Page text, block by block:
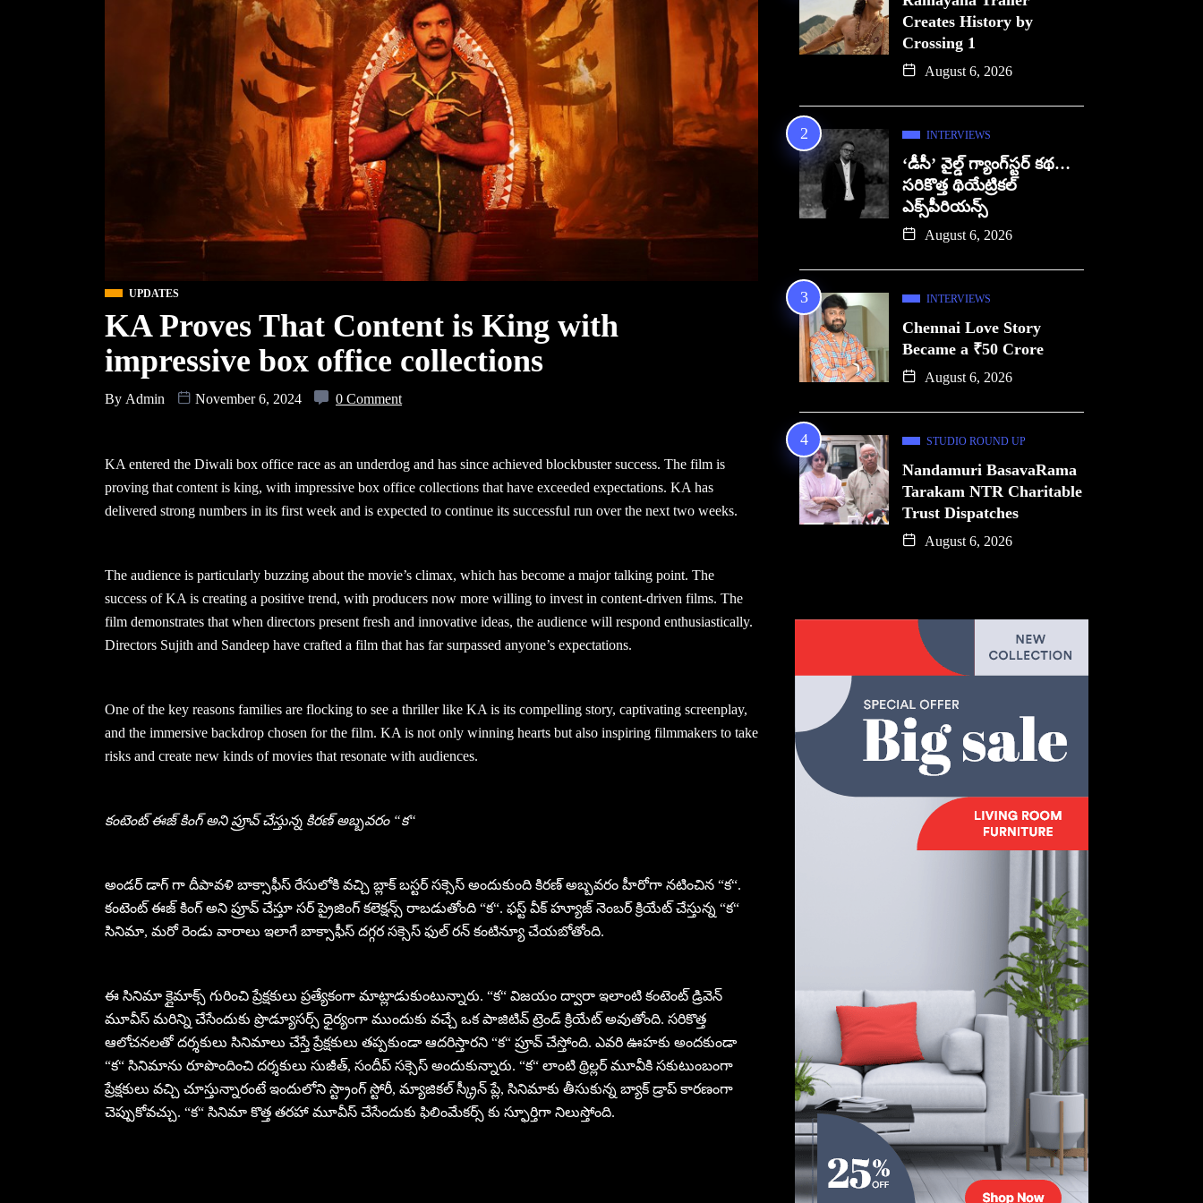
UPDATES
KA Proves That Content is King with
impressive box office collections
By Admin November 6, 2024 0 Comment
KA entered the Diwali box office race as an underdog and has since achieved blockbuster success. The film is
proving that content is king, with impressive box office collections that have exceeded expectations. KA has
delivered strong numbers in its first week and is expected to continue its successful run over the next two weeks.
The audience is particularly buzzing about the movie’s climax, which has become a major talking point. The
success of KA is creating a positive trend, with producers now more willing to invest in content-driven films. The
film demonstrates that when directors present fresh and innovative ideas, the audience will respond enthusiastically.
Directors Sujith and Sandeep have crafted a film that has far surpassed anyone’s expectations.
One of the key reasons families are flocking to see a thriller like KA is its compelling story, captivating screenplay,
and the immersive backdrop chosen for the film. KA is not only winning hearts but also inspiring filmmakers to take
risks and create new kinds of movies that resonate with audiences.
కంటెంట్‌ ఈజ్ కింగ్ అని ప్రూవ్ చేస్తున్న కిరణ్ అబ్బవరం “క“
అండర్ డాగ్ గా దీపా‌వళి బాక్సాఫీస్ రేసులోకి వచ్చి బ్లాక్ బస్టర్ సక్సెస్ అందుకుంది కిరణ్ అబ్బవరం హీరోగా నటించిన “క“.
కంటెంట్ ఈజ్ కింగ్ అని ప్రూవ్ చేస్తూ సర్ ప్రైజింగ్ కలెక్షన్స్ రాబడుతోంది “క“. ఫస్ట్ వీక్ హ్యూజ్ నెంబర్ క్రియేట్ చేస్తున్న “క“
సినిమా, మరో రెండు వారాలు ఇలాగే బాక్సాఫీస్ దగ్గర సక్సెస్ ఫుల్ రన్ కంటిన్యూ చేయబోతోంది.
ఈ సినిమా క్లైమాక్స్ గురించి ప్రేక్షకులు ప్రత్యేకంగా మాట్లాడుకుంటున్నారు. “క“ విజయం ద్వారా ఇలాంటి కంటెంట్ డ్రివెన్
మూవీస్ మరిన్ని చేసేందుకు ప్రొడ్యూసర్స్ ధైర్యంగా ముందుకు వచ్చే ఒక పాజిటివ్ ట్రెండ్ క్రియేట్ అవుతోంది. సరికొత్త
ఆలోచనలతో దర్శకులు సినిమాలు చేస్తే ప్రేక్షకులు తప్పకుండా ఆదరిస్తారని “క“ ప్రూవ్ చేస్తోంది. ఎవరి ఊహకు అందకుండా
“క“ సినిమాను రూపొందించి దర్శకులు సుజీత్, సందీప్ సక్సెస్ అందుకున్నారు. “క“ లాంటి థ్రిల్లర్ మూవీకి సకుటుంబంగా
ప్రేక్షకులు వచ్చి చూస్తున్నారంటే ఇందులోని స్ట్రాంగ్ స్టోరీ, మ్యాజికల్ స్క్రీన్ ప్లే, సినిమాకు తీసుకున్న బ్యాక్ డ్రాప్ కారణంగా
చెప్పుకోవచ్చు. “క“ సినిమా కొత్త తరహా మూవీస్ చేసేందుకు ఫిలింమేకర్స్ కు స్ఫూర్తిగా నిలుస్తోంది.
Creates History by
Crossing 1
August 6, 2026
INTERVIEWS
‘డీసీ’ వైల్డ్ గ్యాంగ్‌స్టర్ కథ…
సరికొత్త థియేట్రికల్
ఎక్స్‌పీరియన్స్
August 6, 2026
INTERVIEWS
Chennai Love Story
Became a ₹50 Crore
August 6, 2026
STUDIO ROUND UP
Nandamuri BasavaRama
Tarakam NTR Charitable
Trust Dispatches
August 6, 2026